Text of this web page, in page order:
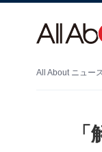
All About ニュー